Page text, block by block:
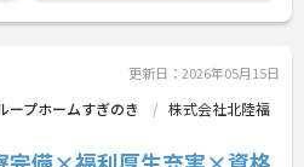
更新日：2026年05月15日
ープホームすぎのき
株式会社北陸福